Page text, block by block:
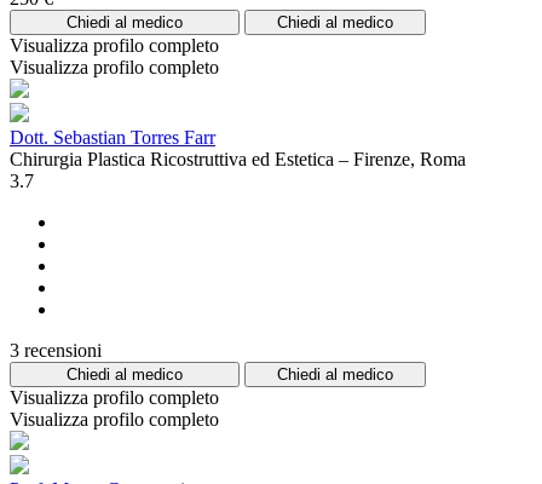
Chiedi al medico Chiedi al medico
Visualizza profilo completo
Visualizza profilo completo
Dott. Sebastian Torres Farr
Chirurgia Plastica Ricostruttiva ed Estetica – Firenze, Roma
3.7
3 recensioni
Chiedi al medico Chiedi al medico
Visualizza profilo completo
Visualizza profilo completo